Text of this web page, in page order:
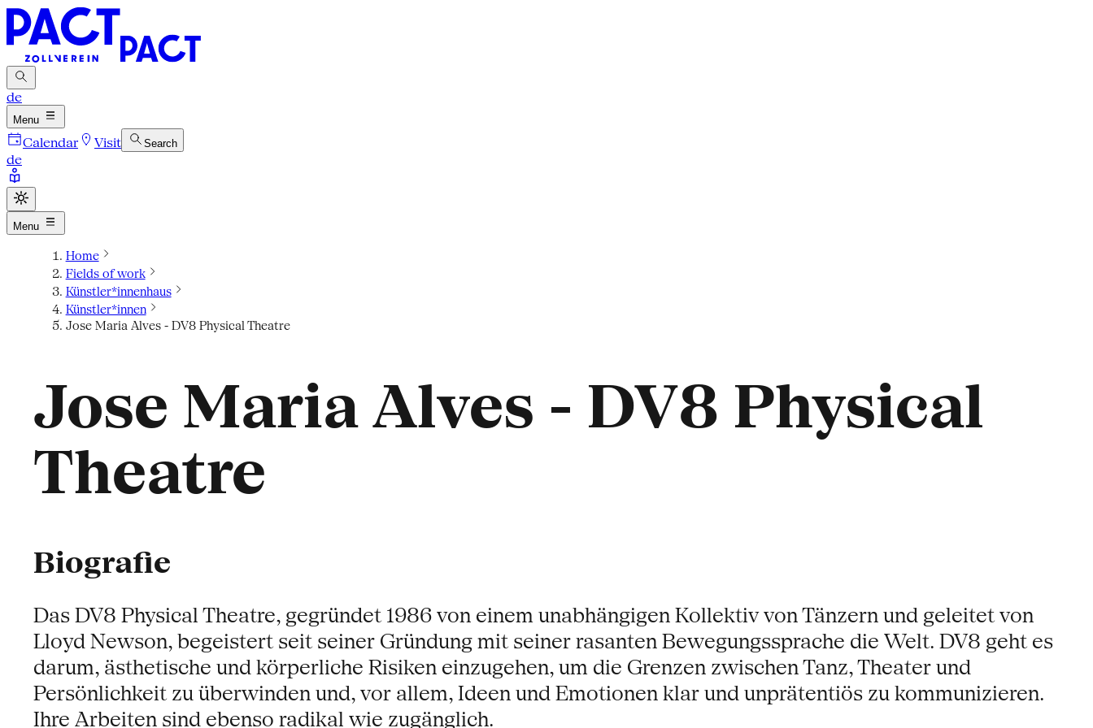
de
Menu
Calendar Visit Search
de
Menu
Home
Fields of work
Künstler*innenhaus
Künstler*innen
Jose Maria Alves - DV8 Physical Theatre
Jose Maria Alves - DV8 Physical
Theatre
Biografie
Das DV8 Physical Theatre, gegründet 1986 von einem unabhängigen Kollektiv von Tänzern und geleitet von
Lloyd Newson, begeistert seit seiner Gründung mit seiner rasanten Bewegungssprache die Welt. DV8 geht es
darum, ästhetische und körperliche Risiken einzugehen, um die Grenzen zwischen Tanz, Theater und
Persönlichkeit zu überwinden und, vor allem, Ideen und Emotionen klar und unprätentiös zu kommunizieren.
Ihre Arbeiten sind ebenso radikal wie zugänglich.